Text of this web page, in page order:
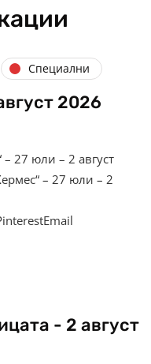
Специални
2026
27 юли – 2 август
– 27 юли – 2
- 2 август